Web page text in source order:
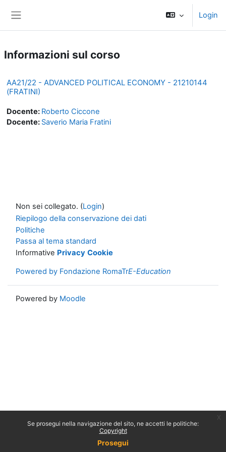
Se prosegui nella navigazione del sito, ne accetti le politiche:
Copyright
Prosegui
Login
Informazioni sul corso
AA21/22 - ADVANCED POLITICAL ECONOMY - 21210144
(FRATINI)
Docente: Roberto Ciccone
Docente: Saverio Maria Fratini
Non sei collegato. (Login)
Riepilogo della conservazione dei dati
Politiche
Passa al tema standard
Informative Privacy Cookie
Powered by Fondazione RomaTrE-Education
Powered by Moodle